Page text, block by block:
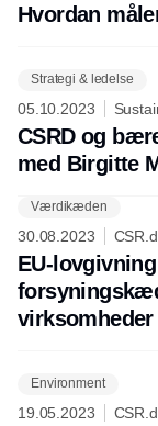
Hvordan
Strategi & ledelse
05.10.2023
CSRD og
med Birgitte
Værdikæden
30.08.2023
EU-
virksomheder
Environment
19.05.2023